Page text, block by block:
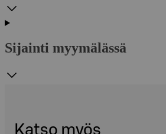
Sijainti myymälässä
Katso myös